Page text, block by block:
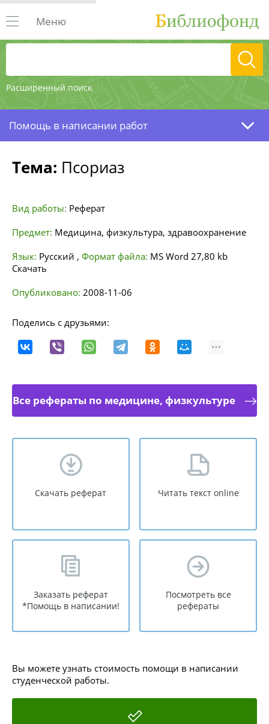
Расширенный поиск
Меню
Помощь в написании работ
Тема: Псориаз
Вид работы: Реферат
Предмет: Медицина, физкультура, здравоохранение
Язык: Русский , Формат файла: MS Word 27,80 kb
Скачать
Опубликовано: 2008-11-06
Поделись с друзьями:
Все рефераты по медицине, физкультуре
Скачать реферат Читать текст online
Заказать реферат
*Помощь в написании!
Посмотреть все
рефераты
Вы можете узнать стоимость помощи в написании
студенческой работы.